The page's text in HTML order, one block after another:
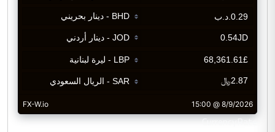
CurrencyRate